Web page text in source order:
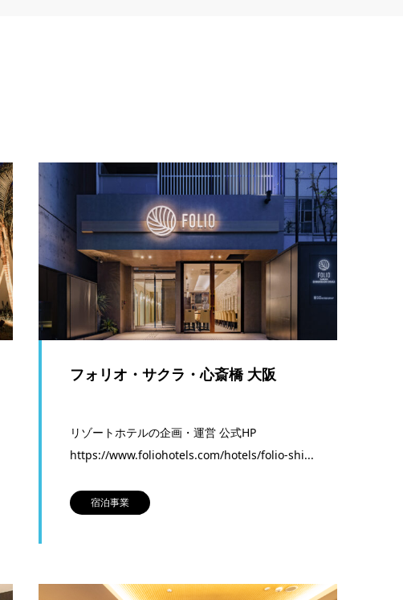
フォリオ・サクラ・心斎橋 大阪
リゾートホテルの企画・運営 公式HP
https://www.foliohotels.com/hotels/folio-shi...
宿泊事業